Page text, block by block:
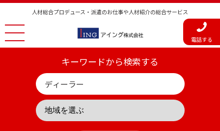
人材総合プロデュース・派遣のお仕事や人材紹介の総合サービス
電話する
キーワードから検索する